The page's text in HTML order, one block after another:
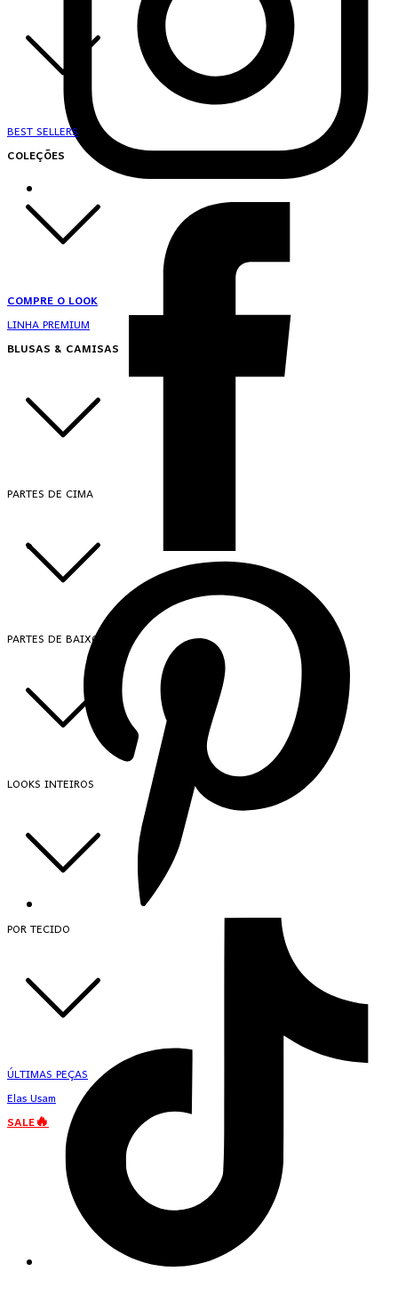
BEST SELLERS
COLEÇÕES
COMPRE O LOOK
LINHA PREMIUM
BLUSAS & CAMISAS
PARTES DE CIMA
PARTES DE BAIXO
LOOKS INTEIROS
POR TECIDO
ÚLTIMAS PEÇAS
Elas Usam
SALE🔥